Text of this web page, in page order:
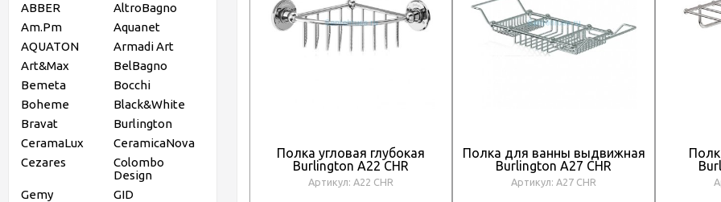
ABBER
AltroBagno
Am.Pm
Aquanet
AQUATON
Armadi Art
Art&Max
BelBagno
Bemeta
Bocchi
Boheme
Black&White
Bravat
Burlington
CeramaLux
CeramicaNova
Cezares
Colombo
Design
Gemy
GID
Полка угловая глубокая
Burlington A22 CHR
Артикул: A22 CHR
Полка для ванны выдвижная
Burlington A27 CHR
Артикул: A27 CHR